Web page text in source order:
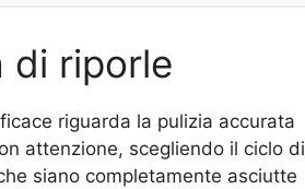
di riporle
riguarda la pulizia accurata
attenzione, scegliendo il ciclo di
siano completamente asciutte